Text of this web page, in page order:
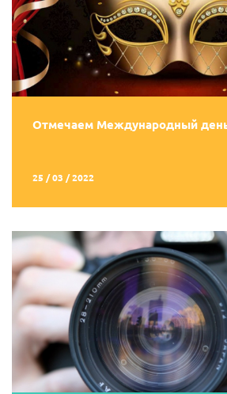
Отмечаем Международный
25 / 03 / 2022